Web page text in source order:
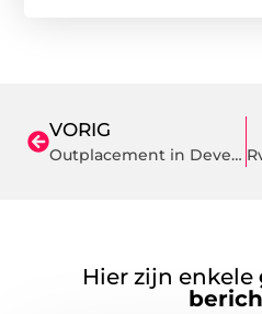
VORIG
Outplacement in Deventer is de beste keuze
Hier zijn enkele